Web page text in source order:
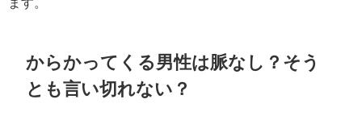
からかってくる男性は脈なし？そう
とも言い切れない？